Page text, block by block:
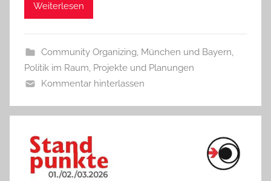
Weiterlesen
Community Organizing, München und Bayern,
Politik im Raum, Projekte und Planungen
Kommentar hinterlassen